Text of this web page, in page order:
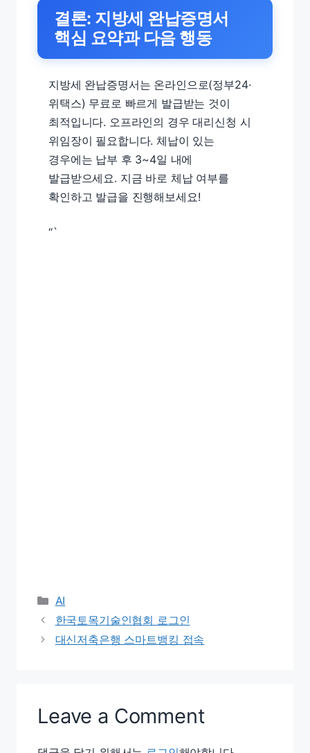
결론: 지방세 완납증명서
핵심 요약과 다음 행동
지방세 완납증명서는 온라인으로(정부24·
위택스) 무료로 빠르게 발급받는 것이
최적입니다. 오프라인의 경우 대리신청 시
위임장이 필요합니다. 체납이 있는
경우에는 납부 후 3~4일 내에
발급받으세요. 지금 바로 체납 여부를
확인하고 발급을 진행해보세요!
“`
Categories
AI
한국토목기술인협회 로그인
대신저축은행 스마트뱅킹 접속
Leave a Comment